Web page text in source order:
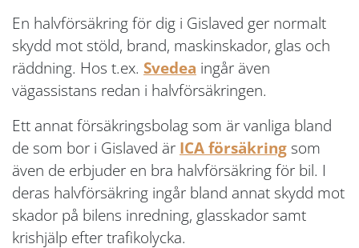
En halvförsäkring för dig i Gislaved ger normalt
skydd mot stöld, brand, maskinskador, glas och
räddning. Hos t.ex. Svedea ingår även
vägassistans redan i halvförsäkringen.
Ett annat försäkringsbolag som är vanliga bland
de som bor i Gislaved är ICA försäkring som
även de erbjuder en bra halvförsäkring för bil. I
deras halvförsäkring ingår bland annat skydd mot
skador på bilens inredning, glasskador samt
krishjälp efter trafikolycka.